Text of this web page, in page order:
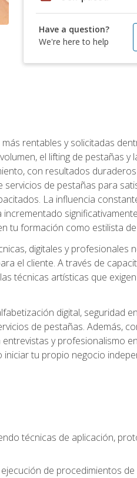
Have a question?
We're here to help
rentables y solicitadas
el lifting de pestañas y
con resultados
de pestañas para
La influencia
tu formación como estilista
digitales y profesionales
el cliente. A través de
técnicas artísticas que
digital, seguridad
de pestañas. Además,
y profesionalismo
tu propio negocio
técnicas de aplicación,
de procedimientos